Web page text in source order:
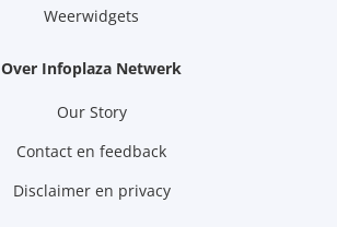
Weerwidgets
Over Infoplaza Netwerk
Our Story
Contact en feedback
Disclaimer en privacy